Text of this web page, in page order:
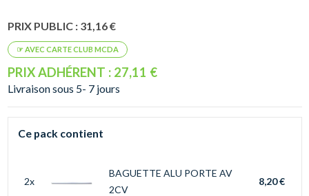
PRIX PUBLIC : 31,16 €
PRIX ADHÉRENT : 27,11 €
Livraison sous 5- 7 jours
Ce pack contient
2x
BAGUETTE ALU PORTE AV
2CV
8,20 €